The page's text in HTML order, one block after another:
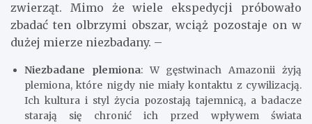
zwierząt. Mimo że wiele ekspedycji próbowało
zbadać ten olbrzymi obszar, wciąż pozostaje on w
dużej mierze niezbadany. –
Niezbadane plemiona: W gęstwinach Amazonii żyją
plemiona, które nigdy nie miały kontaktu z cywilizacją.
Ich kultura i styl życia pozostają tajemnicą, a badacze
starają się chronić ich przed wpływem świata